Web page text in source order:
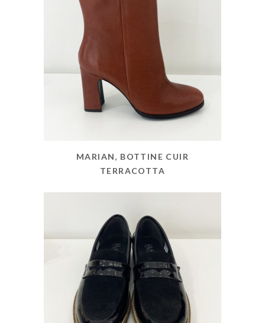
MARIAN, BOTTINE CUIR
TERRACOTTA